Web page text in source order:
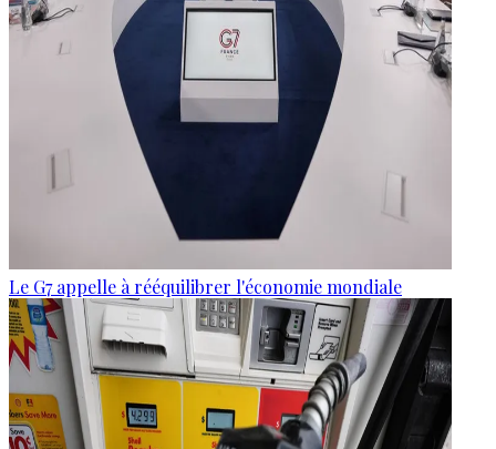
Le G7 appelle à rééquilibrer l'économie mondiale